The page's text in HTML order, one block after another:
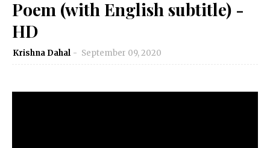
Poem (with English subtitle) -
HD
Krishna Dahal September 09, 2020